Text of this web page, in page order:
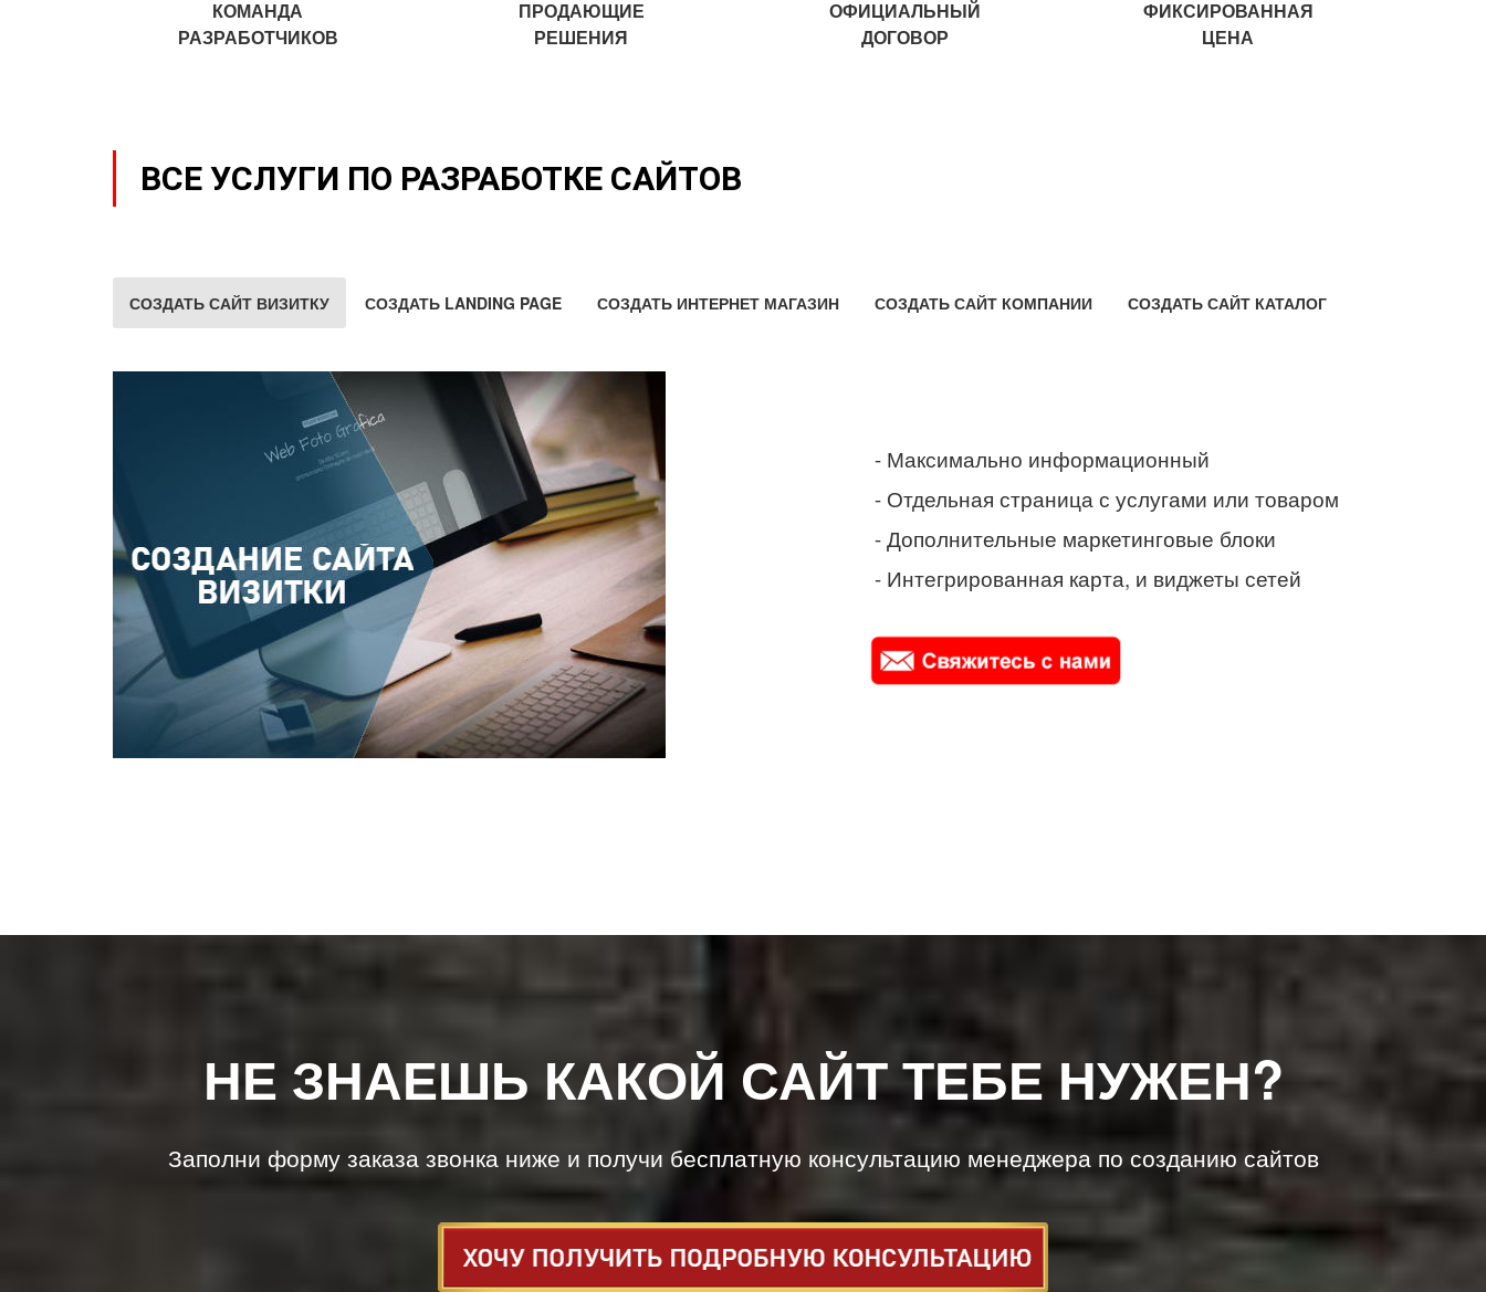
КОМАНДА
РАЗРАБОТЧИКОВ
ПРОДАЮЩИЕ
РЕШЕНИЯ
ОФИЦИАЛЬНЫЙ
ДОГОВОР
ФИКСИРОВАННАЯ
ЦЕНА
ВСЕ УСЛУГИ ПО РАЗРАБОТКЕ САЙТОВ
СОЗДАТЬ САЙТ ВИЗИТКУ СОЗДАТЬ LANDING PAGE СОЗДАТЬ ИНТЕРНЕТ МАГАЗИН СОЗДАТЬ САЙТ КОМПАНИИ СОЗДАТЬ САЙТ КАТАЛОГ
- Максимально информационный
- Отдельная страница с услугами или товаром
- Дополнительные маркетинговые блоки
- Интегрированная карта, и виджеты сетей
НЕ ЗНАЕШЬ КАКОЙ САЙТ ТЕБЕ НУЖЕН?
Заполни форму заказа звонка ниже и получи бесплатную консультацию менеджера по созданию сайтов